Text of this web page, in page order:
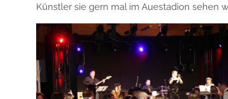
Künstler sie gern mal im Auestadion sehen